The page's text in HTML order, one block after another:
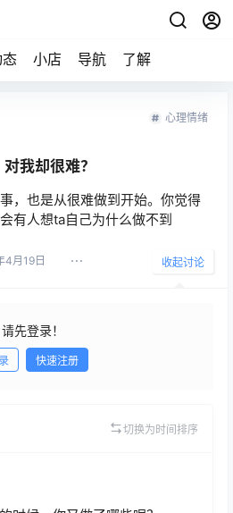
小店 导航 了解
心理情绪
我却很难？
，也是从很难做到开始。你觉得
有人想ta自己为什么做不到
4月19日 收起讨论
请先登录！
快速注册
切换为时间排序